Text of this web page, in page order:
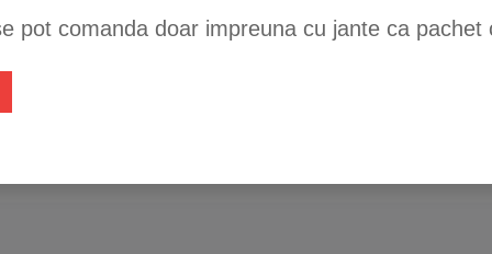
pot comanda doar impreuna cu jante ca pachet